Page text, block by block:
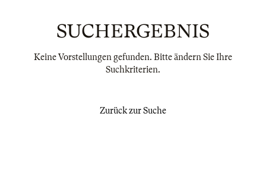
SUCHERGEBNIS
Keine Vorstellungen gefunden. Bitte ändern Sie Ihre
Suchkriterien.
Zurück zur Suche